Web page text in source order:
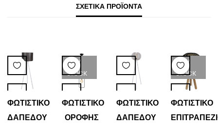
ΣΧΕΤΙΚΆ ΠΡΟΪΌΝΤΑ
ΦΩΤΙΣΤΙΚΟ
ΔΑΠΕΔΟΥ
LOW
STOCK
ΦΩΤΙΣΤΙΚΟ
ΟΡΟΦΗΣ
ΦΩΤΙΣΤΙΚΟ
ΔΑΠΕΔΟΥ
LOW
STOCK
ΦΩΤΙΣΤΙΚΟ